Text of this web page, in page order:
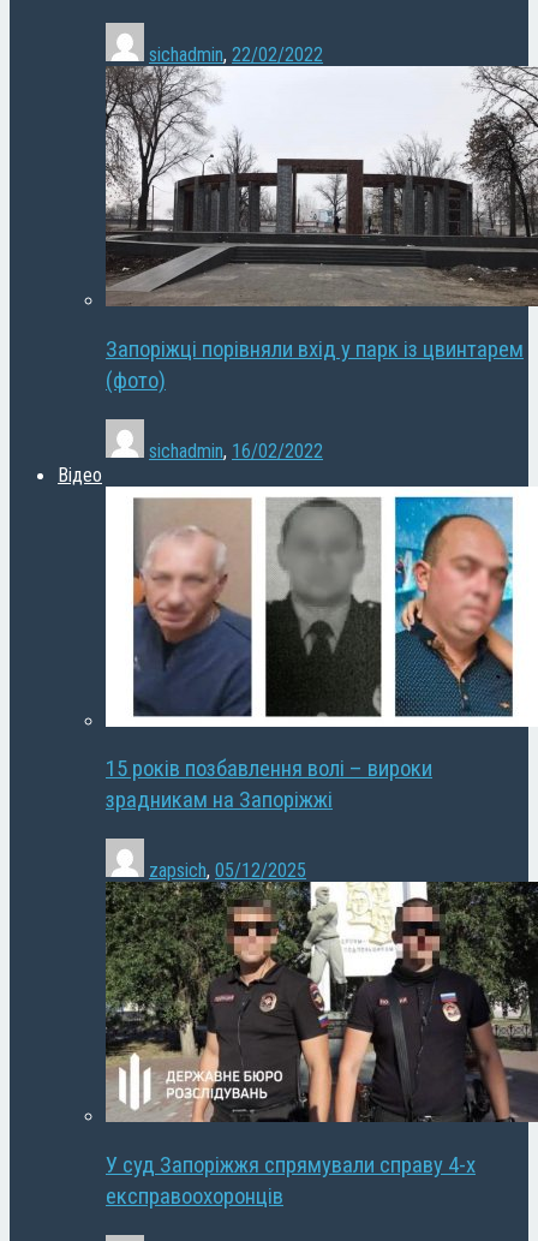
sichadmin, 22/02/2022
Запоріжці порівняли вхід у парк із цвинтарем
(фото)
sichadmin, 16/02/2022
Відео
15 років позбавлення волі – вироки
зрадникам на Запоріжжі
zapsich, 05/12/2025
У суд Запоріжжя спрямували справу 4-х
експравоохоронців